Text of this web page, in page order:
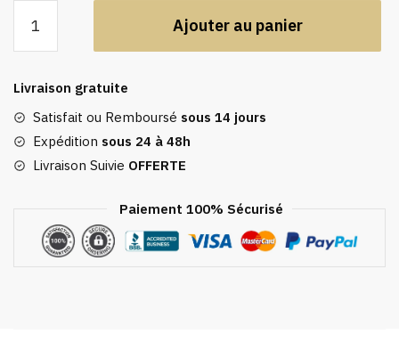
Caftan
mariage,
robe
longue
Ajouter au panier
Livraison gratuite
Satisfait ou Remboursé sous 14 jours
Expédition sous 24 à 48h
Livraison Suivie OFFERTE
Paiement 100% Sécurisé